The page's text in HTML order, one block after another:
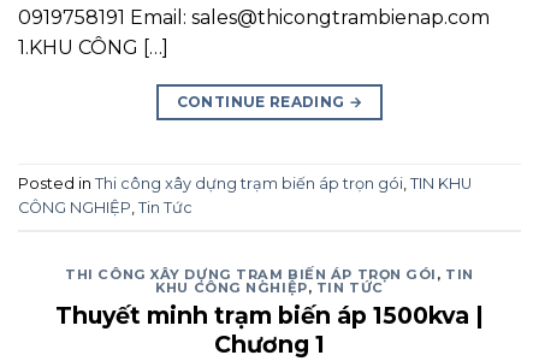
0919758191 Email: sales@thicongtrambienap.com
1.KHU CÔNG […]
CONTINUE READING →
Posted in Thi công xây dựng trạm biến áp trọn gói, TIN KHU
CÔNG NGHIỆP, Tin Tức
THI CÔNG XÂY DỰNG TRẠM BIẾN ÁP TRỌN GÓI , TIN
KHU CÔNG NGHIỆP, TIN TỨC
Thuyết minh trạm biến áp 1500kva |
Chương 1